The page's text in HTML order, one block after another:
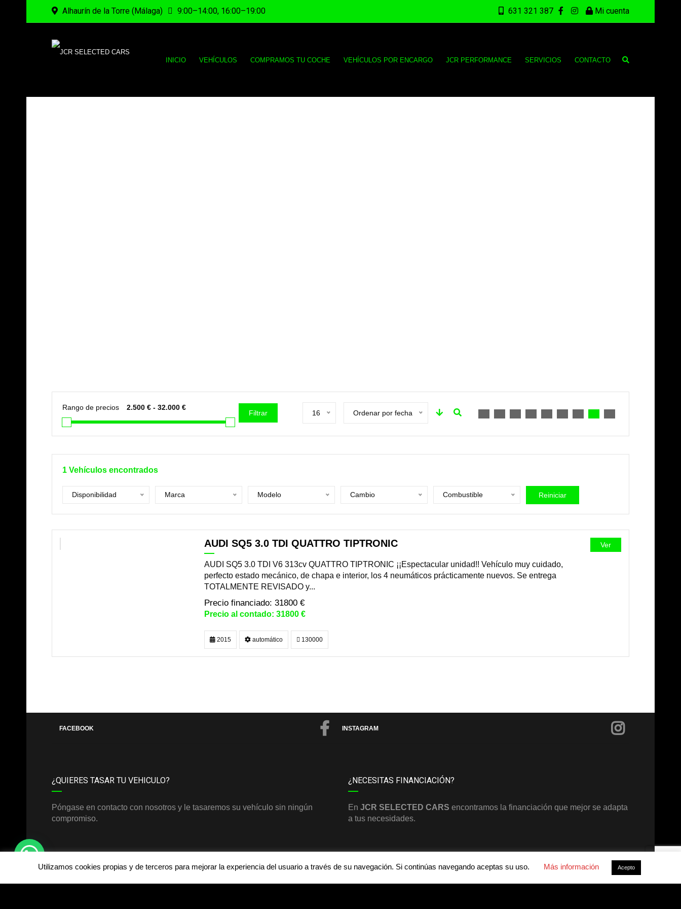
Alhaurín de la Torre (Málaga) 9:00–14:00, 16:00–19:00 631 321 387 Mi cuenta
INICIO VEHÍCULOS COMPRAMOS TU COCHE VEHÍCULOS POR ENCARGO JCR PERFORMANCE SERVICIOS CONTACTO
Rango de precios
Filtrar 16 Ordenar por fecha
1 Vehículos encontrados
Disponibilidad Marca Modelo Cambio Combustible Reiniciar
AUDI SQ5 3.0 TDI QUATTRO TIPTRONIC
AUDI SQ5 3.0 TDI V6 313cv QUATTRO TIPTRONIC ¡¡Espectacular unidad!! Vehículo muy cuidado,
perfecto estado mecánico, de chapa e interior, los 4 neumáticos prácticamente nuevos. Se entrega
TOTALMENTE REVISADO y...
31800 €
31800 €
Ver
2015 automático 130000
FACEBOOK INSTAGRAM
¿QUIERES TASAR TU VEHICULO?
Póngase en contacto con nosotros y le tasaremos su vehículo sin ningún
compromiso.
¿NECESITAS FINANCIACIÓN?
En JCR SELECTED CARS encontramos la financiación que mejor se adapta
a tus necesidades.
Utilizamos cookies propias y de terceros para mejorar la experiencia del usuario a través de su navegación. Si continúas navegando aceptas su uso. Más información Acepto